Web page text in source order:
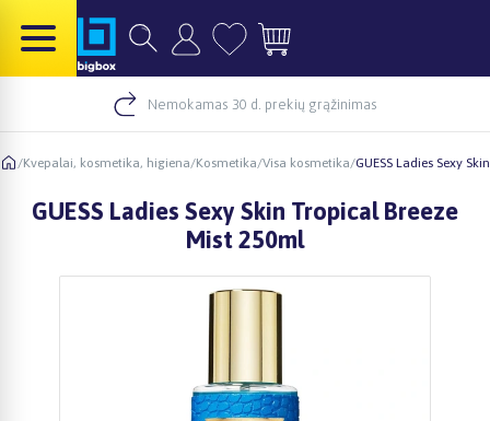
Nemokamas 30 d. prekių grąžinimas
/Kvepalai, kosmetika, higiena/Kosmetika/Visa kosmetika/GUESS Ladies Sexy
GUESS Ladies Sexy Skin Tropical Breeze
Mist 250ml